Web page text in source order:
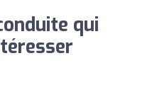
qui